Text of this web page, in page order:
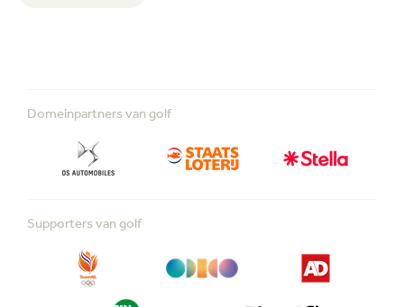
Domeinpartners van golf
Supporters van golf